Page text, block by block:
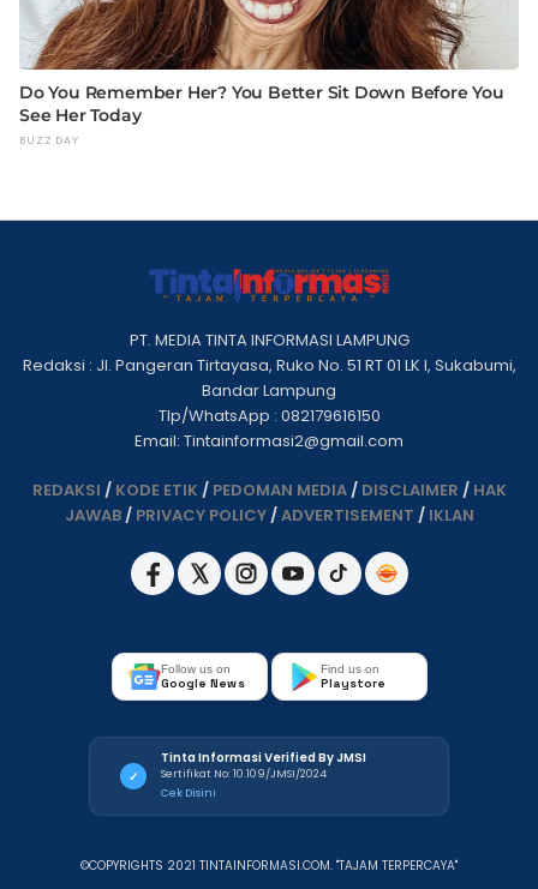
PT. MEDIA TINTA INFORMASI LAMPUNG
Redaksi : Jl. Pangeran Tirtayasa, Ruko No. 51 RT 01 LK I, Sukabumi,
Bandar Lampung
Tlp/WhatsApp : 082179616150
Email: Tintainformasi2@gmail.com
REDAKSI / KODE ETIK / PEDOMAN MEDIA/ DISCLAIMER / HAK
JAWAB/ PRIVACY POLICY/ADVERTISEMENT / IKLAN
Follow us on
Google News
Find us on
Playstore
✓
Tinta Informasi Verified By JMSI
Sertifikat No: 10.109/JMSI/2024
Cek Disini
©COPYRIGHTS 2021 TINTAINFORMASI.COM. "TAJAM TERPERCAYA"